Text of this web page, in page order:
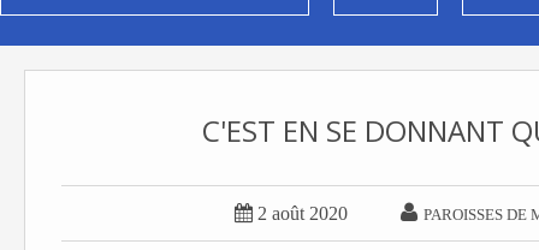
C'EST EN SE DONNANT
 2 août 2020  PAROISSES DE